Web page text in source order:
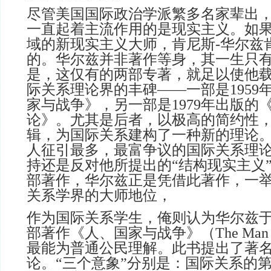
尽管美国国际政治学派繁多名家辈出
一直起着主流作用的是现实主义。如
域的新现实主义大师，肯尼斯-华尔兹
的。华尔兹并非著作等身，其一生只
是，这仅有的两部专著，就足以使他
际关系理论界的丰碑——一部是1959
家与战争》，另一部是1979年出版的
论》。尤其是后者，以极高的简约性
辑，为国际关系建构了一种新的理论
人征引最多，最富争议的国际关系理
持还是反对他所提出的“结构现实主义
部著作，华尔兹正是凭借此著作，一
关系学界的大师地位，
作为国际关系学生，俺则认为华尔兹
部著作《人、国家与战争》（The Man
最能为普通公民理解。此书提出了著
论。“三个意象”分别是：国际关系的